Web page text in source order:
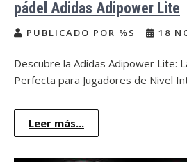
pádel Adidas Adipower Lite
PUBLICADO POR %S 18
Descubre la Adidas Adipower Lite:
Perfecta para Jugadores de Nivel
Leer más...